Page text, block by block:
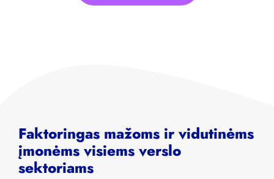
Faktoringas mažoms ir vidutinėms
įmonėms visiems verslo
sektoriams